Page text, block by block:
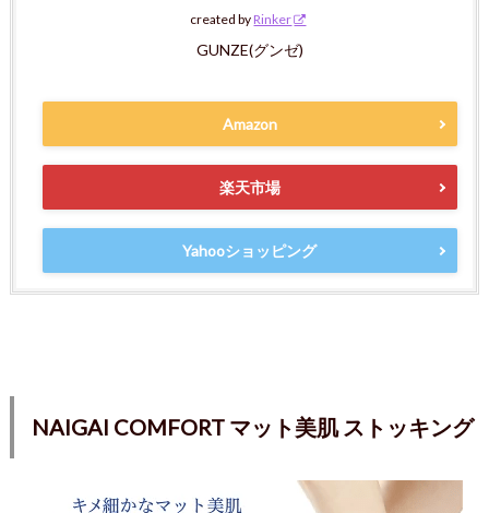
created by Rinker
GUNZE(グンゼ)
Amazon
楽天市場
Yahooショッピング
NAIGAI COMFORT マット美肌 ストッキング